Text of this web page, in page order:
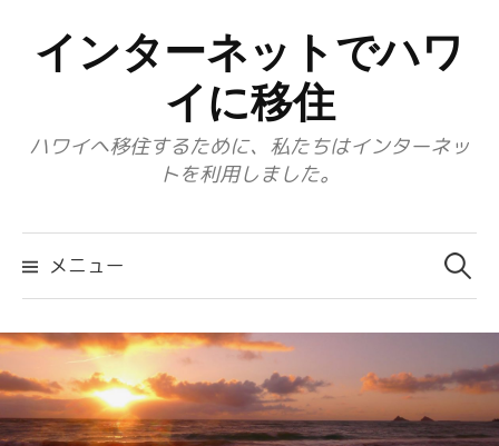
ン
ツ
ッ
インターネットでハワ
イに移住
ハワイへ移住するために、私たちはインターネッ
トを利用しました。
メニュー
検
索: